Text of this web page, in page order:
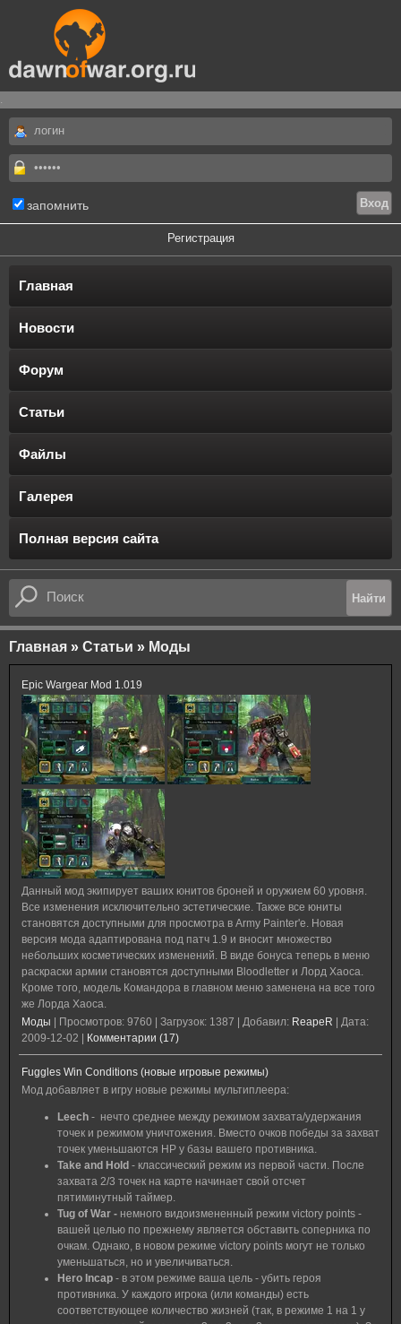
.
запомнить
Регистрация
Главная
Новости
Форум
Статьи
Файлы
Галерея
Полная версия сайта
Главная » Статьи » Моды
Epic Wargear Mod 1.019
Данный мод экипирует ваших юнитов броней и оружием 60 уровня.
Все изменения исключительно эстетические. Также все юниты
становятся доступными для просмотра в Army Painter'е. Новая
версия мода адаптирована под патч 1.9 и вносит множество
небольших косметических изменений. В виде бонуса теперь в меню
раскраски армии становятся доступными Bloodletter и Лорд Хаоса.
Кроме того, модель Командора в главном меню заменена на все того
же Лорда Хаоса.
Моды
Просмотров: 9760 Загрузок: 1387 Добавил: ReapeR
Дата:
2009-12-02
Комментарии (17)
Fuggles Win Conditions (новые игровые режимы)
Мод добавляет в игру новые режимы мультиплеера:
Leech - нечто среднее между режимом захвата/удержания
точек и режимом уничтожения. Вместо очков победы за захват
точек уменьшаются HP у базы вашего противника.
Take and Hold - классический режим из первой части. После
захвата 2/3 точек на карте начинает свой отсчет
пятиминутный таймер.
Tug of War - немного видоизмененный режим victory points -
вашей целью по прежнему является обставить соперника по
очкам. Однако, в новом режиме victory points могут не только
уменьшаться, но и увеличиваться.
Hero Incap - в этом режиме ваша цель - убить героя
противника. У каждого игрока (или команды) есть
соответствующее количество жизней (так, в режиме 1 на 1 у